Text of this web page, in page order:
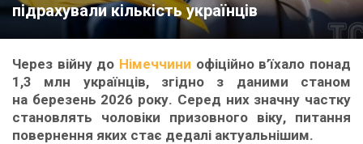
підрахували кількість українців
Через війну до Німеччини офіційно в’їхало понад
1,3 млн українців, згідно з даними станом
на березень 2026 року. Серед них значну частку
становлять чоловіки призовного віку, питання
повернення яких стає дедалі актуальнішим.